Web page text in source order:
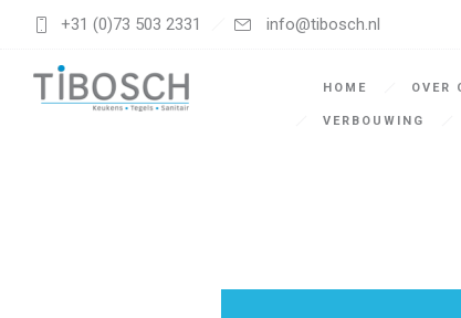
+31 (0)73 503 2331 info@tibosch.nl
HOME OVER
VERBOUWING